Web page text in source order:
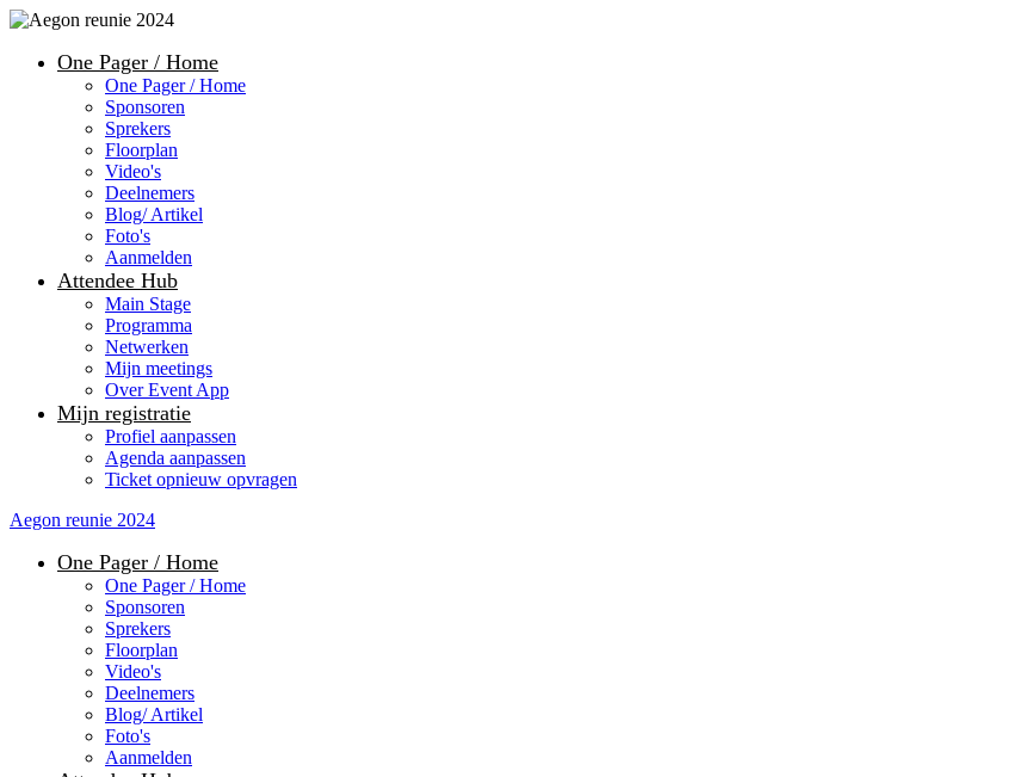
One Pager / Home
One Pager / Home
Sponsoren
Sprekers
Floorplan
Video's
Deelnemers
Blog/ Artikel
Foto's
Aanmelden
Attendee Hub
Main Stage
Programma
Netwerken
Mijn meetings
Over Event App
Mijn registratie
Profiel aanpassen
Agenda aanpassen
Ticket opnieuw opvragen
Aegon reunie 2024
One Pager / Home
One Pager / Home
Sponsoren
Sprekers
Floorplan
Video's
Deelnemers
Blog/ Artikel
Foto's
Aanmelden